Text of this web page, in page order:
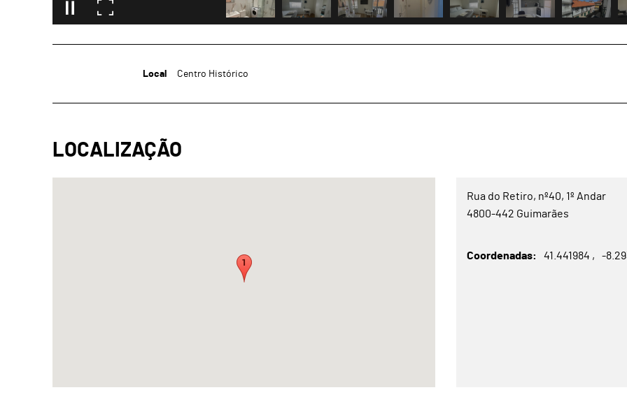
Local Centro Histórico
Rua do Retiro, nº40, 1º Andar
4800-442 Guimarães
Coordenadas 41.441984 -